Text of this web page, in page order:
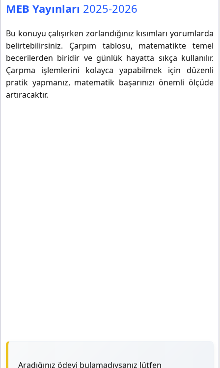
MEB Yayınları 2025-2026
Bu konuyu çalışırken zorlandığınız kısımları yorumlarda
belirtebilirsiniz. Çarpım tablosu, matematikte temel
becerilerden biridir ve günlük hayatta sıkça kullanılır.
Çarpma işlemlerini kolayca yapabilmek için düzenli
pratik yapmanız, matematik başarınızı önemli ölçüde
artıracaktır.
Aradığınız ödevi bulamadıysanız lütfen